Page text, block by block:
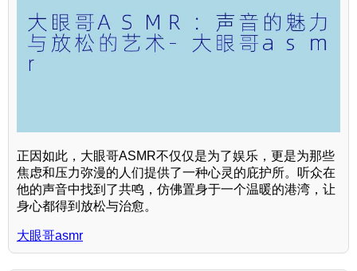
正因如此，大眼哥ASMR不仅仅是为了娱乐，更是为那些
焦虑和压力弥漫的人们提供了一种心灵的庇护所。听众在
他的声音中找到了共鸣，仿佛置身于一个温暖的港湾，让
身心都得到放松与治愈。
大眼哥asmr